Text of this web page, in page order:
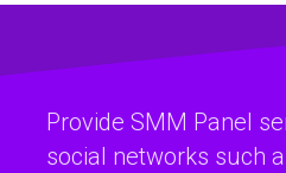
Provide SMM Panel
social networks such